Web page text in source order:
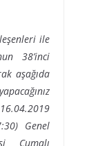
ile
38’inci
aşağıda
Genel
Cumalı